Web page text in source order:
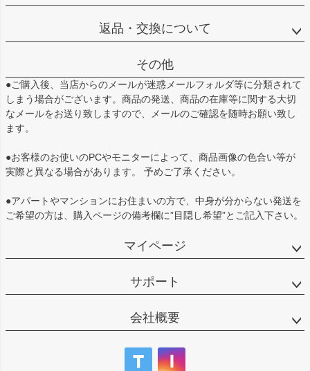
返品・交換について
その他
●ご購入後、当店からのメールが迷惑メールフォルダ等に分類されて
しまう場合がございます。商品の発送、商品の在庫等に関する大切
なメールをお送り致しますので、メールのご確認を随時お願い致し
ます。
●お客様のお使いのPCやモニターによって、商品画像の色合い等が
実際と異なる場合があります。 予めご了承ください。
●アパートやマンションにお住まいの方で、中身が分からない発送を
ご希望の方は、購入ページの備考欄に”目隠し希望”とご記入下さい。
マイページ
サポート
会社概要